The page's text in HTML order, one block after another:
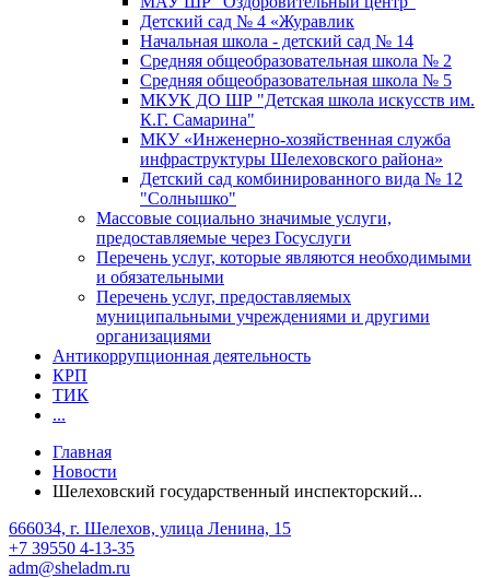
Детский сад № 4 «Журавлик
Начальная школа - детский сад № 14
Средняя общеобразовательная школа № 2
Средняя общеобразовательная школа № 5
МКУК ДО ШР "Детская школа искусств им.
К.Г. Самарина"
МКУ «Инженерно-хозяйственная служба
инфраструктуры Шелеховского района»
Детский сад комбинированного вида № 12
"Солнышко"
Массовые социально значимые услуги,
предоставляемые через Госуслуги
Перечень услуг, которые являются необходимыми
и обязательными
Перечень услуг, предоставляемых
муниципальными учреждениями и другими
организациями
Антикоррупционная деятельность
КРП
ТИК
...
Главная
Новости
Шелеховский государственный инспекторский...
666034, г. Шелехов, улица Ленина, 15
+7 39550 4-13-35
adm@sheladm.ru